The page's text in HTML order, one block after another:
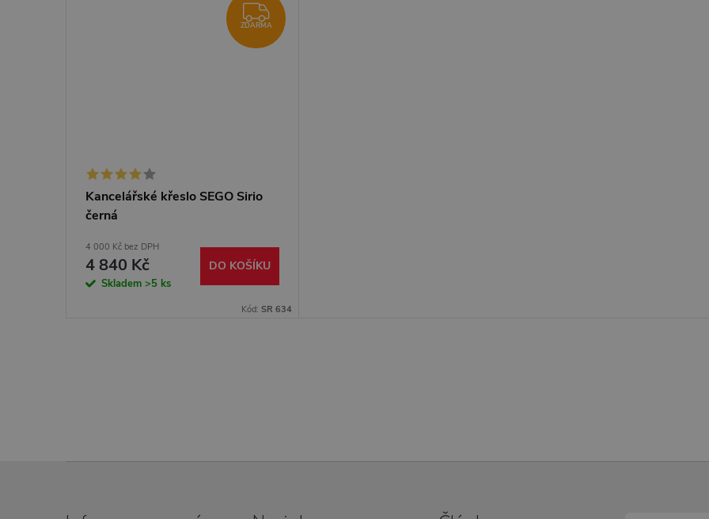
ZDARMA
ZDARMA
Kancelářské křeslo SEGO Sirio
černá
4 000 Kč bez DPH
4 840 Kč
Skladem >5 ks
DO KOŠÍKU
Kód: SR 634